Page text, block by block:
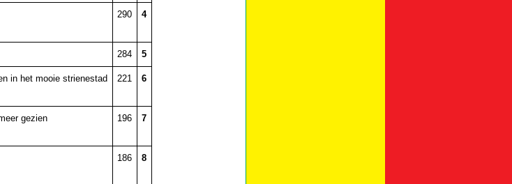
290 4
284 5
in het mooie strienestad 221 6
gezien 196 7
186 8